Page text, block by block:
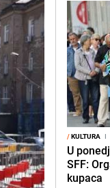
/KULTURA I
U
SFF:
kupaca